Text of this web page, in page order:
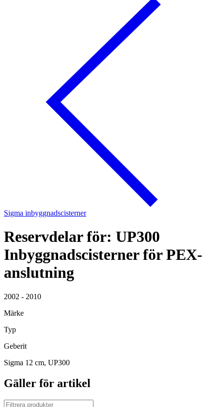
Sigma inbyggnadscisterner
Reservdelar för: UP300
Inbyggnadscisterner för PEX-
anslutning
2002 - 2010
Märke
Typ
Geberit
Sigma 12 cm, UP300
Gäller för artikel